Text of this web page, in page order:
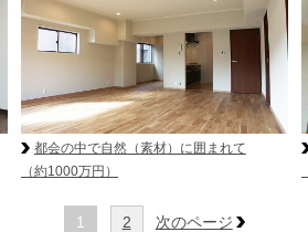
都会の中で自然（素材）に囲まれて
（約1000万円）
1 2 次のページ